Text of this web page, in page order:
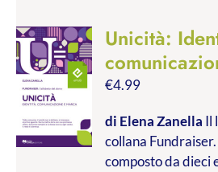
Unicità:
€4.99
di Elena Zanella Il
collana
composto da dieci